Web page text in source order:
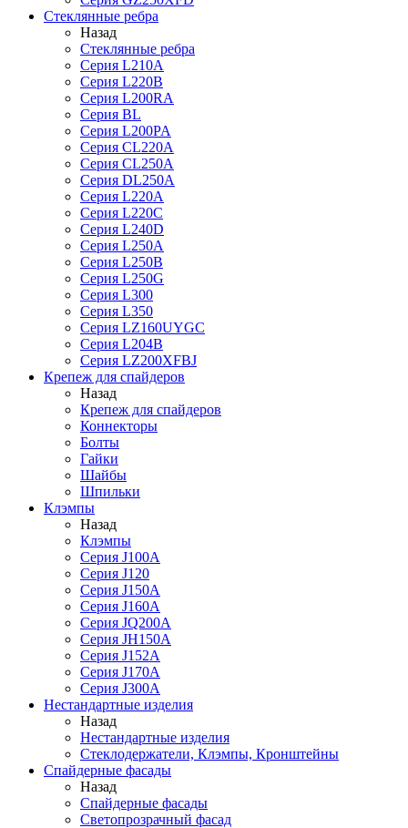
Стеклянные ребра
Назад
Стеклянные ребра
Серия L210А
Серия L220В
Серия L200RA
Серия BL
Серия L200PA
Серия CL220A
Серия CL250A
Серия DL250A
Серия L220A
Серия L220C
Серия L240D
Серия L250A
Серия L250B
Серия L250G
Серия L300
Серия L350
Серия LZ160UYGC
Серия L204B
Серия LZ200XFBJ
Крепеж для спайдеров
Назад
Крепеж для спайдеров
Коннекторы
Болты
Гайки
Шайбы
Шпильки
Клэмпы
Назад
Клэмпы
Серия J100A
Серия J120
Серия J150A
Серия J160A
Серия JQ200A
Серия JH150A
Серия J152A
Серия J170A
Серия J300A
Нестандартные изделия
Назад
Нестандартные изделия
Стеклодержатели, Клэмпы, Кронштейны
Спайдерные фасады
Назад
Спайдерные фасады
Светопрозрачный фасад